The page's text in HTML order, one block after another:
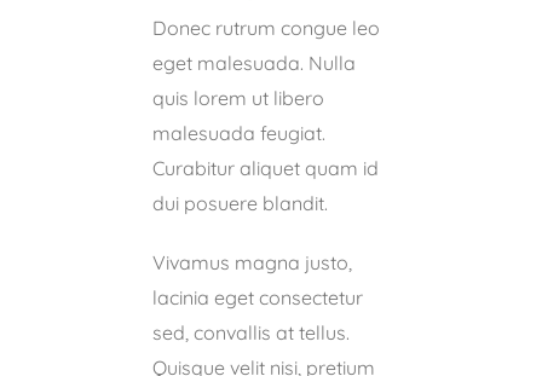
Donec rutrum congue leo
eget malesuada. Nulla
quis lorem ut libero
malesuada feugiat.
Curabitur aliquet quam id
dui posuere blandit.
Vivamus magna justo,
lacinia eget consectetur
sed, convallis at tellus.
Quisque velit nisi, pretium